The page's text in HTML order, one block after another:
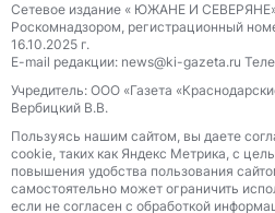
Сетевое издание « ЮЖАНЕ И СЕВЕРЯНЕ»
Роскомнадзором, регистрационный
16.10.2025 г.
E-mail редакции: news@ki-gazeta.ru
Учредитель: ООО «Газета
Вербицкий В.В.
Пользуясь нашим сайтом, вы даете
сооkіе, таких как Яндекс Метрика, с
повышения удобства пользования
самостоятельно может ограничить
если не согласен с обработкой